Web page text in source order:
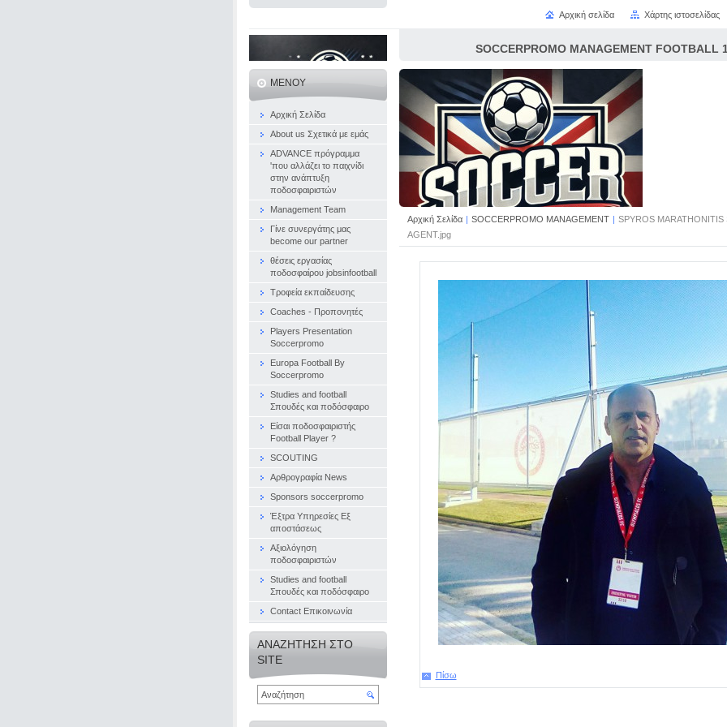
SOCCERPROMO MANAGEMENT FOOTBALL
Αρχική Σελίδα | SOCCERPROMO MANAGEMENT | SPYROS
AGENT.jpg
Πίσω
ΜΕΝΟΎ
Αρχική Σελίδα
About us Σχετικά με εμάς
ADVANCE πρόγραμμα
'που αλλάζει το παιχνίδι
στην ανάπτυξη
ποδοσφαιριστών
Management Team
Γίνε συνεργάτης μας
become our partner
θέσεις εργασίας
ποδοσφαίρου jobsinfootball
Τροφεία εκπαίδευσης
Coaches - Προπονητές
Players Presentation
Soccerpromo
Europa Football By
Soccerpromo
Studies and football
Σπουδές και ποδόσφαιρο
Είσαι ποδοσφαιριστής
Football Player ?
SCOUTING
Αρθρογραφία News
Sponsors soccerpromo
Έξτρα Υπηρεσίες Εξ
αποστάσεως
Αξιολόγηση
ποδοσφαιριστών
Studies and football
Σπουδές και ποδόσφαιρο
Contact Επικοινωνία
ΑΝΑΖΉΤΗΣΗ ΣΤΟ
SITE
Αρχική σελίδα Χάρτης ιστοσελίδας